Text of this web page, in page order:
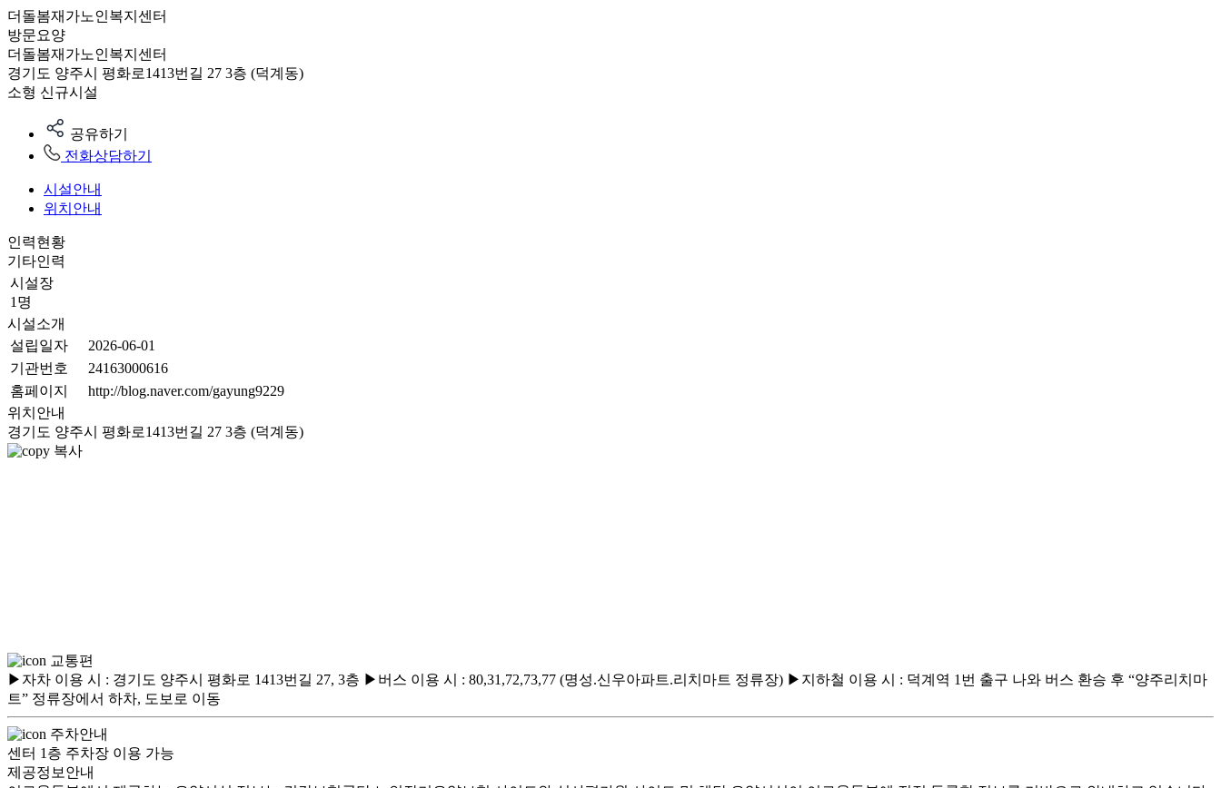
더돌봄재가노인복지센터
방문요양
더돌봄재가노인복지센터
경기도 양주시 평화로1413번길 27 3층 (덕계동)
소형 신규시설
공유하기
전화상담하기
시설안내
위치안내
인력현황
기타인력
시설장
1명
시설소개
설립일자
2026-06-01
기관번호
24163000616
홈페이지
http://blog.naver.com/gayung9229
위치안내
경기도 양주시 평화로1413번길 27 3층 (덕계동)
복사
교통편
▶자차 이용 시 : 경기도 양주시 평화로 1413번길 27, 3층 ▶버스 이용 시 : 80,31,72,73,77 (명성.신우아파트.리치마트 정류장) ▶지하철 이용 시 : 덕계역 1번 출구 나와 버스 환승 후 “양주리치마
트” 정류장에서 하차, 도보로 이동
주차안내
센터 1층 주차장 이용 가능
제공정보안내